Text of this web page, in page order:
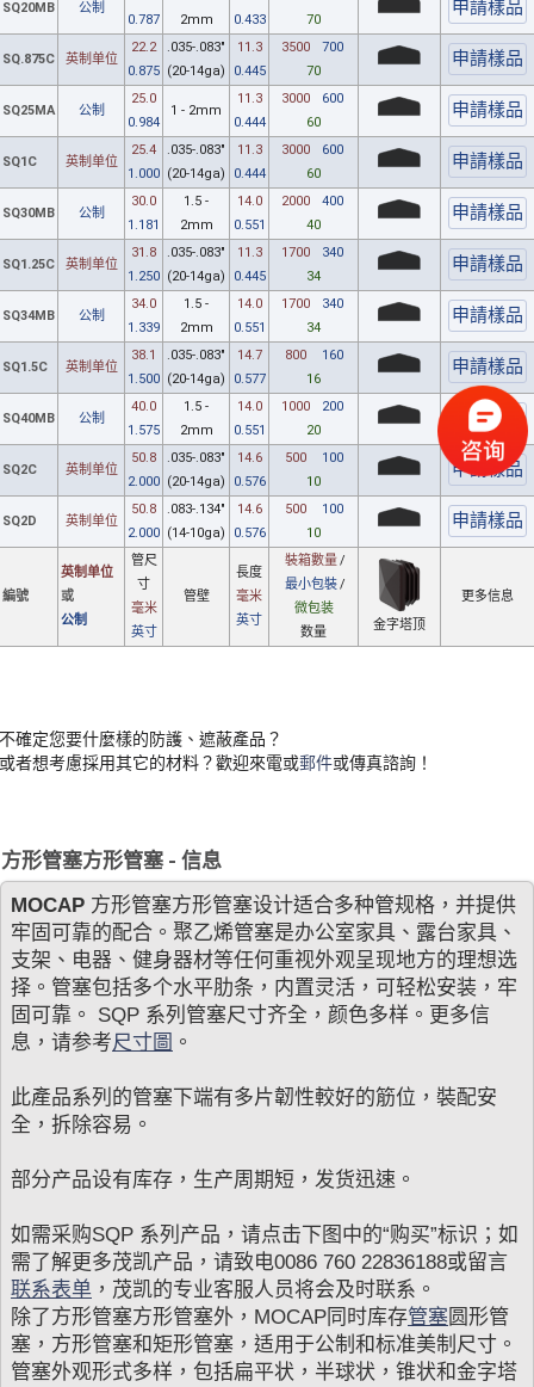
SQ20MB 公制
0.787
2mm
0.433
70
SQ.875C 英制单位
22.2
0.875
.035-.083"
(20-14ga)
11.3
0.445
3500
700
70
SQ25MA 公制
25.0
0.984
1 - 2mm
11.3
0.444
3000
600
60
SQ1C 英制单位
25.4
1.000
.035-.083"
(20-14ga)
11.3
0.444
3000
600
60
SQ30MB 公制
30.0
1.181
1.5 -
2mm
14.0
0.551
2000
400
40
SQ1.25C 英制单位
31.8
1.250
.035-.083"
(20-14ga)
11.3
0.445
1700
340
34
SQ34MB 公制
34.0
1.339
1.5 -
2mm
14.0
0.551
1700
340
34
SQ1.5C 英制单位
38.1
1.500
.035-.083"
(20-14ga)
14.7
0.577
800
160
16
SQ40MB 公制
40.0
1.575
1.5 -
2mm
14.0
0.551
1000
200
20
SQ2C 英制单位
50.8
2.000
.035-.083"
(20-14ga)
14.6
0.576
500
100
10
SQ2D 英制单位
50.8
2.000
.083-.134"
(14-10ga)
14.6
0.576
500
100
10
編號
英制单位
或
公制
管尺
寸
毫米
英寸
管壁
長度
毫米
英寸
裝箱數量/
最小包裝/
微包装
数量
金字塔顶
更多信息
不確定您要什麼樣的防護、遮蔽產品？
或者想考慮採用其它的材料？歡迎來電或郵件或傳真諮詢！
方形管塞方形管塞 - 信息
MOCAP 方形管塞方形管塞设计适合多种管规格，并提供
牢固可靠的配合。聚乙烯管塞是办公室家具、露台家具、
支架、电器、健身器材等任何重视外观呈现地方的理想选
择。管塞包括多个水平肋条，内置灵活，可轻松安装，牢
固可靠。 SQP 系列管塞尺寸齐全，颜色多样。更多信
息，请参考尺寸圖 。
此產品系列的管塞下端有多片韌性較好的筋位，裝配安
全，拆除容易。
部分产品设有库存，生产周期短，发货迅速。
如需采购SQP 系列产品，请点击下图中的“购买”标识；如
需了解更多茂凯产品，请致电0086 760 22836188或留言
联系表单 ，茂凯的专业客服人员将会及时联系。
除了方形管塞方形管塞外，MOCAP同时库存管塞 圆形管
塞，方形管塞和矩形管塞，适用于公制和标准美制尺寸。
管塞外观形式多样，包括扁平状，半球状，锥状和金字塔